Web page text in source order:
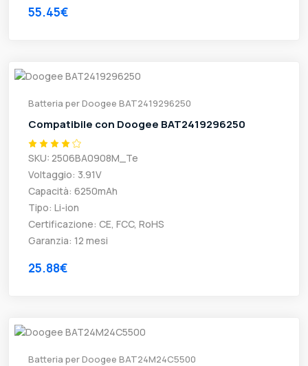
55.45€
Batteria per Doogee BAT2419296250
Compatibile con Doogee BAT2419296250
SKU: 2506BA0908M_Te
Voltaggio: 3.91V
Capacità: 6250mAh
Tipo: Li-ion
Certificazione: CE, FCC, RoHS
Garanzia: 12 mesi
25.88€
Batteria per Doogee BAT24M24C5500